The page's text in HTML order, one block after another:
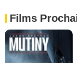
Films